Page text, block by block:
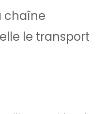
chaîne
le transport